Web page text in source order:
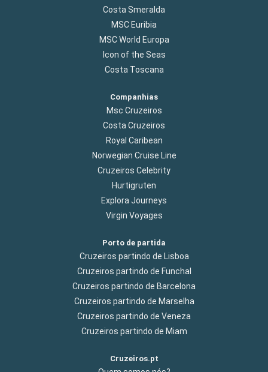
Costa Smeralda
MSC Euribia
MSC World Europa
Icon of the Seas
Costa Toscana
Companhias
Msc Cruzeiros
Costa Cruzeiros
Royal Caribean
Norwegian Cruise Line
Cruzeiros Celebrity
Hurtigruten
Explora Journeys
Virgin Voyages
Porto de partida
Cruzeiros partindo de Lisboa
Cruzeiros partindo de Funchal
Cruzeiros partindo de Barcelona
Cruzeiros partindo de Marselha
Cruzeiros partindo de Veneza
Cruzeiros partindo de Miam
Cruzeiros.pt